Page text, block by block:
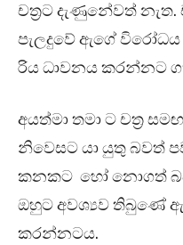
චත්‍රට දැණුනේවත්
පැලදුවේ ඇගේ
රිය ධාවනය කරන්නට
අයත්මා තමා ට චත්‍ර
නිවෙසට යා යුතු බවත්
කනකට හෝ නොගත්
ඔහුට අවශ්‍යව තිබුණේ
කරන්නටය.